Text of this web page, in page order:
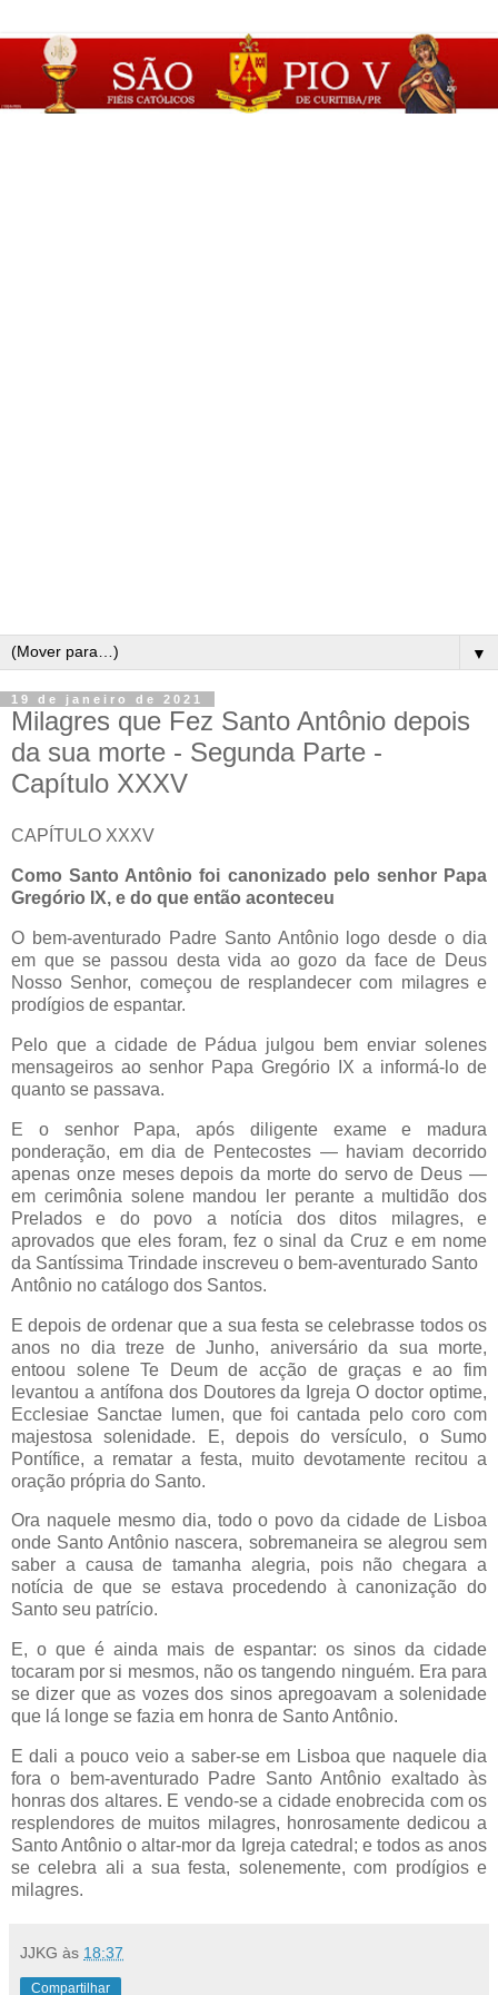
▼
19 de janeiro de 2021
Milagres que Fez Santo Antônio depois
da sua morte - Segunda Parte -
Capítulo XXXV
CAPÍTULO XXXV
Como Santo Antônio foi canonizado pelo senhor Papa
Gregório IX, e do que então aconteceu
O bem-aventurado Padre Santo Antônio logo desde o dia
em que se passou desta vida ao gozo da face de Deus
Nosso Senhor, começou de resplandecer com milagres e
prodígios de espantar.
Pelo que a cidade de Pádua julgou bem enviar solenes
mensageiros ao senhor Papa Gregório IX a informá-lo de
quanto se passava.
E o senhor Papa, após diligente exame e madura
ponderação, em dia de Pentecostes — haviam decorrido
apenas onze meses depois da morte do servo de Deus —
em cerimônia solene mandou ler perante a multidão dos
Prelados e do povo a notícia dos ditos milagres, e
aprovados que eles foram, fez o sinal da Cruz e em nome
da Santíssima Trindade inscreveu o bem-aventurado Santo
Antônio no catálogo dos Santos.
E depois de ordenar que a sua festa se celebrasse todos os
anos no dia treze de Junho, aniversário da sua morte,
entoou solene Te Deum de acção de graças e ao fim
levantou a antífona dos Doutores da Igreja O doctor optime,
Ecclesiae Sanctae lumen, que foi cantada pelo coro com
majestosa solenidade. E, depois do versículo, o Sumo
Pontífice, a rematar a festa, muito devotamente recitou a
oração própria do Santo.
Ora naquele mesmo dia, todo o povo da cidade de Lisboa
onde Santo Antônio nascera, sobremaneira se alegrou sem
saber a causa de tamanha alegria, pois não chegara a
notícia de que se estava procedendo à canonização do
Santo seu patrício.
E, o que é ainda mais de espantar: os sinos da cidade
tocaram por si mesmos, não os tangendo ninguém. Era para
se dizer que as vozes dos sinos apregoavam a solenidade
que lá longe se fazia em honra de Santo Antônio.
E dali a pouco veio a saber-se em Lisboa que naquele dia
fora o bem-aventurado Padre Santo Antônio exaltado às
honras dos altares. E vendo-se a cidade enobrecida com os
resplendores de muitos milagres, honrosamente dedicou a
Santo Antônio o altar-mor da Igreja catedral; e todos as anos
se celebra ali a sua festa, solenemente, com prodígios e
milagres.
JJKG às 18:37
Compartilhar